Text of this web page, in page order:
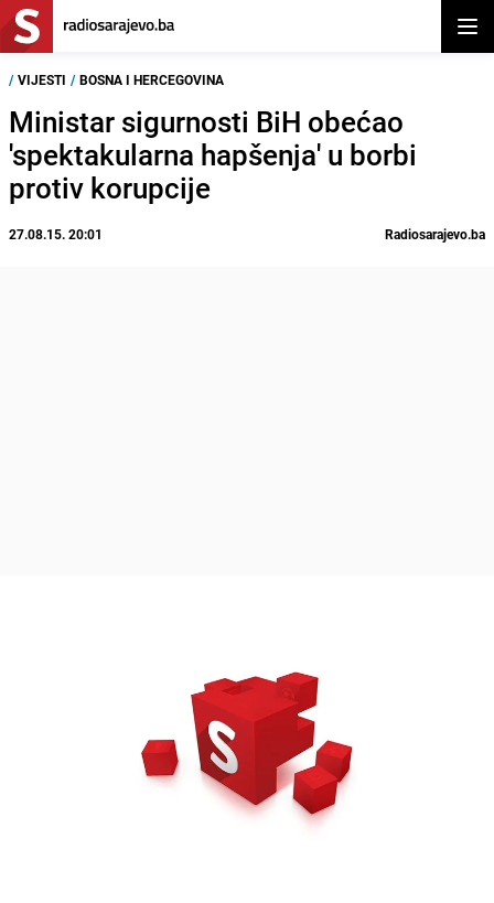
/ VIJESTI / BOSNA I HERCEGOVINA
Ministar sigurnosti BiH obećao
'spektakularna hapšenja' u borbi
protiv korupcije
27.08.15. 20:01 Radiosarajevo.ba